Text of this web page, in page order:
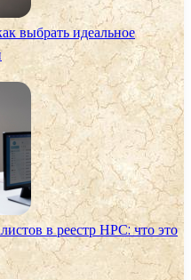
выбрать идеальное
в реестр НРС: что это